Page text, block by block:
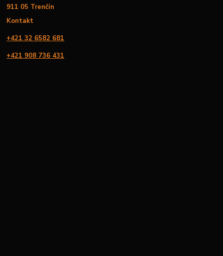
911 05 Trenčín
Kontakt
+421 32 6582 681
+421 908 736 431